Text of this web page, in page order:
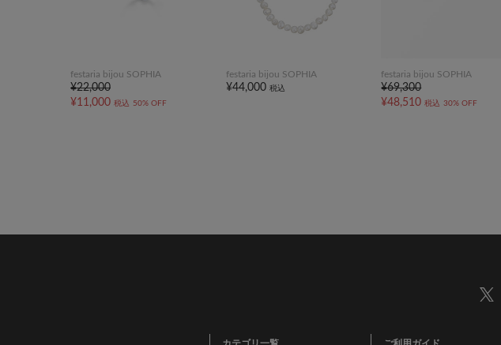
festaria bijou SOPHIA
¥22,000
¥11,000 税込 50% OFF
festaria bijou SOPHIA
¥44,000 税込
festaria bijou SOPHIA
¥69,300
¥48,510 税込 30% OFF